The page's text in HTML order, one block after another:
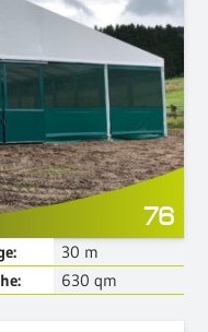
76
30 m
630 qm